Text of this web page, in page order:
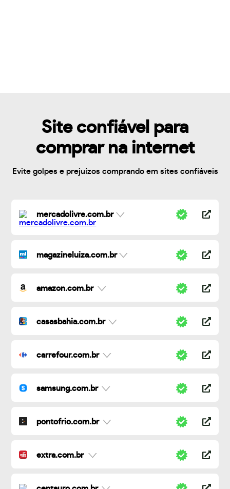
Site confiável para
comprar na internet
Evite golpes e prejuízos comprando em sites confiáveis
mercadolivre.com.br
magazineluiza.com.br
amazon.com.br
casasbahia.com.br
carrefour.com.br
samsung.com.br
pontofrio.com.br
extra.com.br